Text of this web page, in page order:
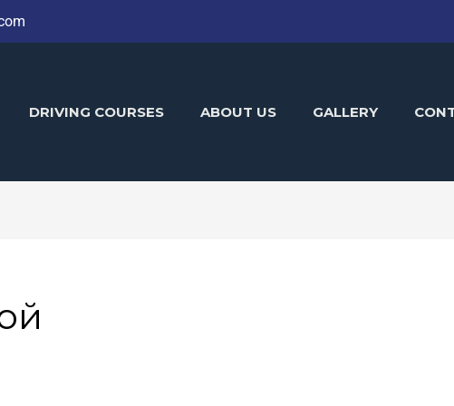
DRIVING COURSES ABOUT US GALLERY